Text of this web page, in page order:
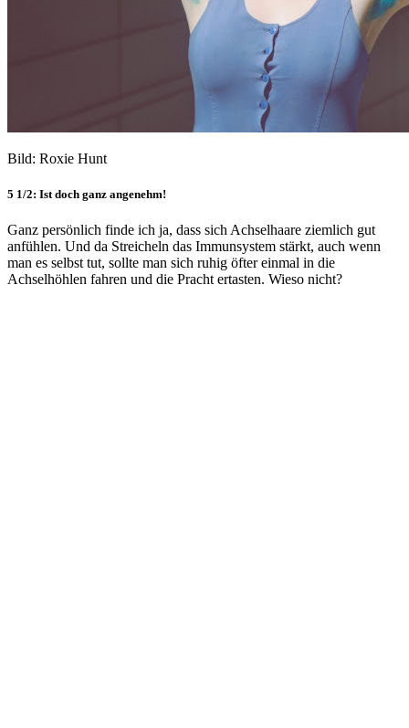
Bild: Roxie Hunt
5 1/2: Ist doch ganz angenehm!
Ganz persönlich finde ich ja, dass sich Achselhaare ziemlich gut
anfühlen. Und da Streicheln das Immunsystem stärkt, auch wenn
man es selbst tut, sollte man sich ruhig öfter einmal in die
Achselhöhlen fahren und die Pracht ertasten. Wieso nicht?